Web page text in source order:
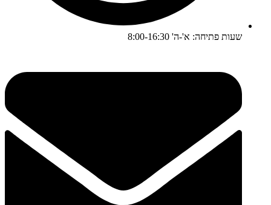
שעות פתיחה: א'-ה' 8:00-16:30